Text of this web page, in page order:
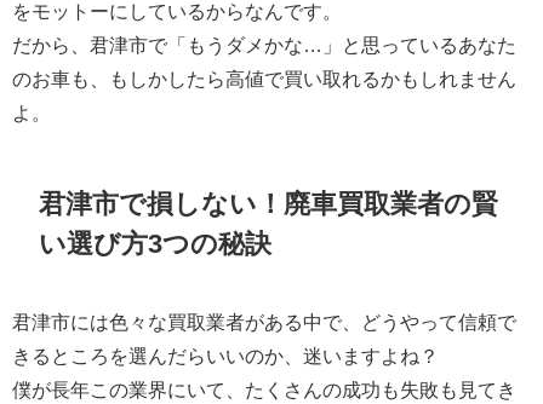
をモットーにしているからなんです。
だから、君津市で「もうダメかな…」と思っているあなた
のお車も、もしかしたら高値で買い取れるかもしれません
よ。
君津市で損しない！廃車買取業者の賢
い選び方3つの秘訣
君津市には色々な買取業者がある中で、どうやって信頼で
きるところを選んだらいいのか、迷いますよね？
僕が長年この業界にいて、たくさんの成功も失敗も見てき